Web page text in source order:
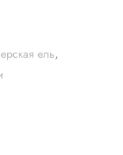
ель,